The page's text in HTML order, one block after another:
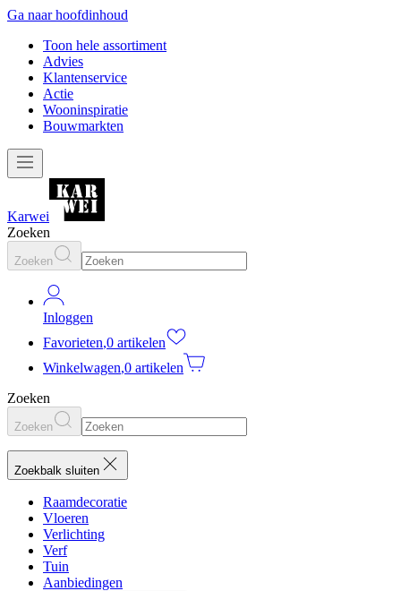
Ga naar hoofdinhoud
Toon hele assortiment
Advies
Klantenservice
Actie
Wooninspiratie
Bouwmarkten
Karwei
Zoeken
Zoeken
Inloggen
Favorieten,0 artikelen
Winkelwagen,0 artikelen
Zoeken
Zoeken
Zoekbalk sluiten
Raamdecoratie
Vloeren
Verlichting
Verf
Tuin
Aanbiedingen